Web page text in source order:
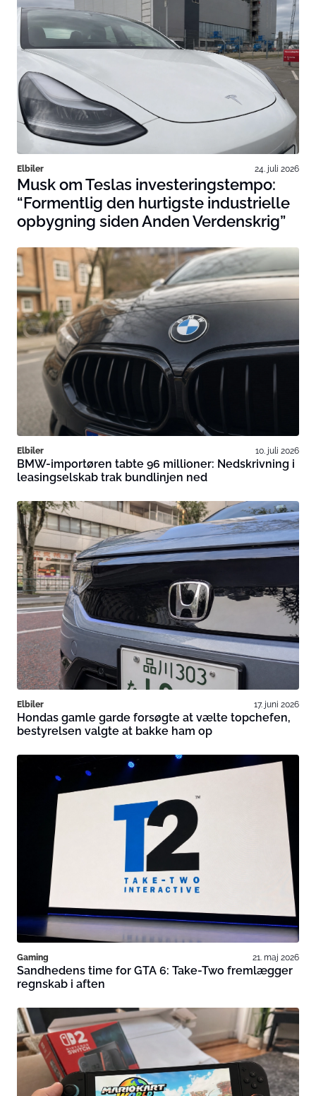
Elbiler 24. juli 2026
Musk om Teslas investeringstempo:
“Formentlig den hurtigste industrielle
opbygning siden Anden Verdenskrig”
Elbiler 10. juli 2026
BMW-importøren tabte 96 millioner: Nedskrivning i
leasingselskab trak bundlinjen ned
Elbiler 17. juni 2026
Hondas gamle garde forsøgte at vælte topchefen,
bestyrelsen valgte at bakke ham op
Gaming 21. maj 2026
Sandhedens time for GTA 6: Take-Two fremlægger
regnskab i aften